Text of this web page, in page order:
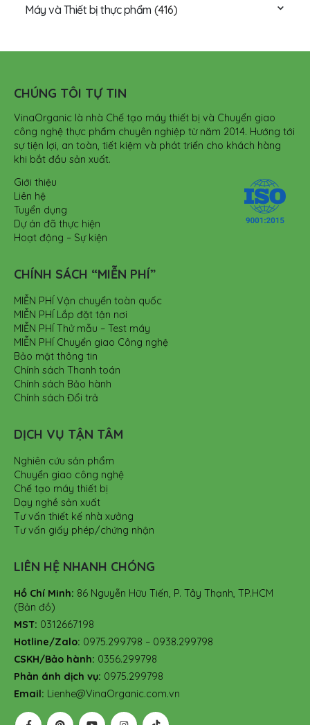
Máy và Thiết bị thực phẩm (416)
CHÚNG TÔI TỰ TIN
VinaOrganic là nhà Chế tạo máy thiết bị và Chuyển giao
công nghệ thực phẩm chuyên nghiệp từ năm 2014. Hướng tới
sự tiện lợi, an toàn, tiết kiệm và phát triển cho khách hàng
khi bắt đầu sản xuất.
Giới thiệu
Liên hệ
Tuyển dụng
Dự án đã thực hiện
Hoạt động – Sự kiện
CHÍNH SÁCH “MIỄN PHÍ”
MIỄN PHÍ Vận chuyển toàn quốc
MIỄN PHÍ Lắp đặt tận nơi
MIỄN PHÍ Thử mẫu – Test máy
MIỄN PHÍ Chuyển giao Công nghệ
Bảo mật thông tin
Chính sách Thanh toán
Chính sách Bảo hành
Chính sách Đổi trả
DỊCH VỤ TẬN TÂM
Nghiên cứu sản phẩm
Chuyển giao công nghệ
Chế tạo máy thiết bị
Dạy nghề sản xuất
Tư vấn thiết kế nhà xưởng
Tư vấn giấy phép/chứng nhận
LIÊN HỆ NHANH CHÓNG
Hồ Chí Minh: 86 Nguyễn Hữu Tiến, P. Tây Thạnh, TP.HCM
(Bản đồ)
MST: 0312667198
Hotline/Zalo: 0975.299798 – 0938.299798
CSKH/Bảo hành: 0356.299798
Phản ánh dịch vụ: 0975.299798
Email: Lienhe@VinaOrganic.com.vn